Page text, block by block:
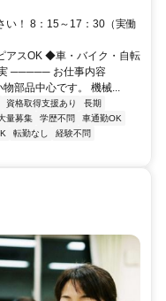
い！ 8：15～17：30（実働
アスOK ◆車・バイク・自転
───── お仕事内容
部品中心です。 機械...
資格取得支援あり
長期
量募集 学歴不問
車通勤OK
転勤なし
経験不問